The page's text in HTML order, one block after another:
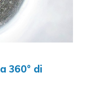
360° di